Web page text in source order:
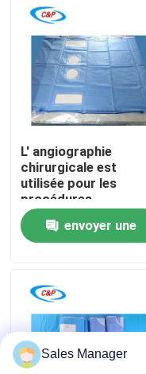
Vidéos
Le spectacle VR
À propos de nous
Visite de l'usine
Contrôle de la
Nouvelles
Les affaires
L' angiographie
chirurgicale est
utilisée pour les
procédures
angiographiques.
envoyer une
Sales Manager